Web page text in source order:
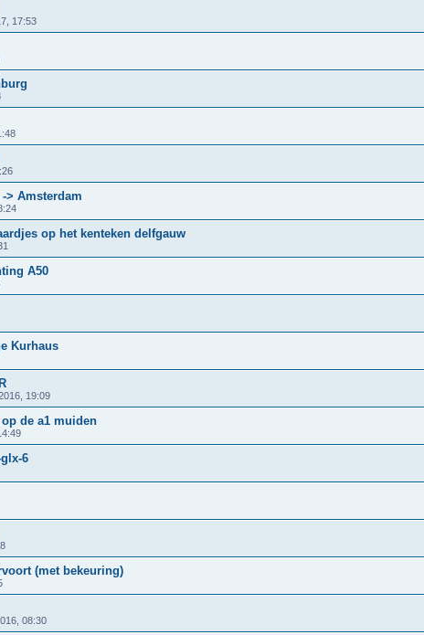
17:53
> Amsterdam
op het kenteken delfgauw
A50
Kurhaus
19:09
de a1 muiden
6
(met bekeuring)
08:30